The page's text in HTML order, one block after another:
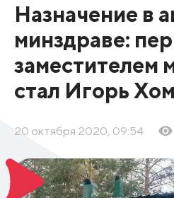
Назначение в
минздраве:
заместителем
стал Игорь
20 октября 2020, 09:54